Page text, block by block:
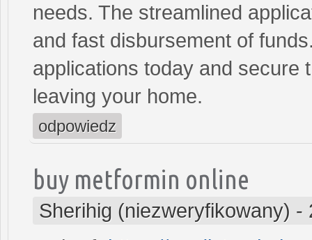
needs. The streamlined
and fast disbursement of
applications today and secure
leaving your home.
odpowiedz
buy metformin online
Sherihig (niezweryfikowany) -